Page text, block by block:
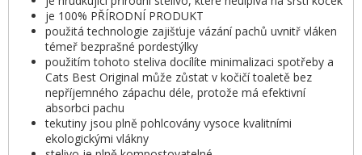
je 100% PŘÍRODNÍ PRODUKT
použitá technologie zajišťuje vázání pachů uvnitř vláken
témeř bezprašné pordestýlky
použitím tohoto steliva docílíte minimalizaci spotřeby a
Cats Best Original může zůstat v kočičí toaletě bez
nepříjemného zápachu déle, protože má efektivní
absorbci pachu
tekutiny jsou plně pohlcovány vysoce kvalitními
ekologickými vlákny